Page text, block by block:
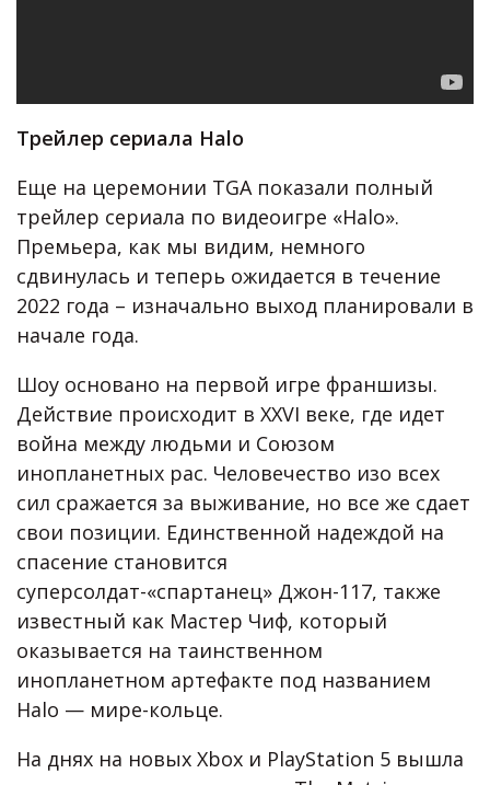
Трейлер сериала Halo
Еще на церемонии TGA показали полный
трейлер сериала по видеоигре «Halo».
Премьера, как мы видим, немного
сдвинулась и теперь ожидается в течение
2022 года – изначально выход планировали в
начале года.
Шоу основано на первой игре франшизы.
Действие происходит в XXVI веке, где идет
война между людьми и Союзом
инопланетных рас. Человечество изо всех
сил сражается за выживание, но все же сдает
свои позиции. Единственной надеждой на
спасение становится
суперсолдат-«спартанец» Джон-117, также
известный как Мастер Чиф, который
оказывается на таинственном
инопланетном артефакте под названием
Halo — мире-кольце.
На днях на новых Xbox и PlayStation 5 вышла